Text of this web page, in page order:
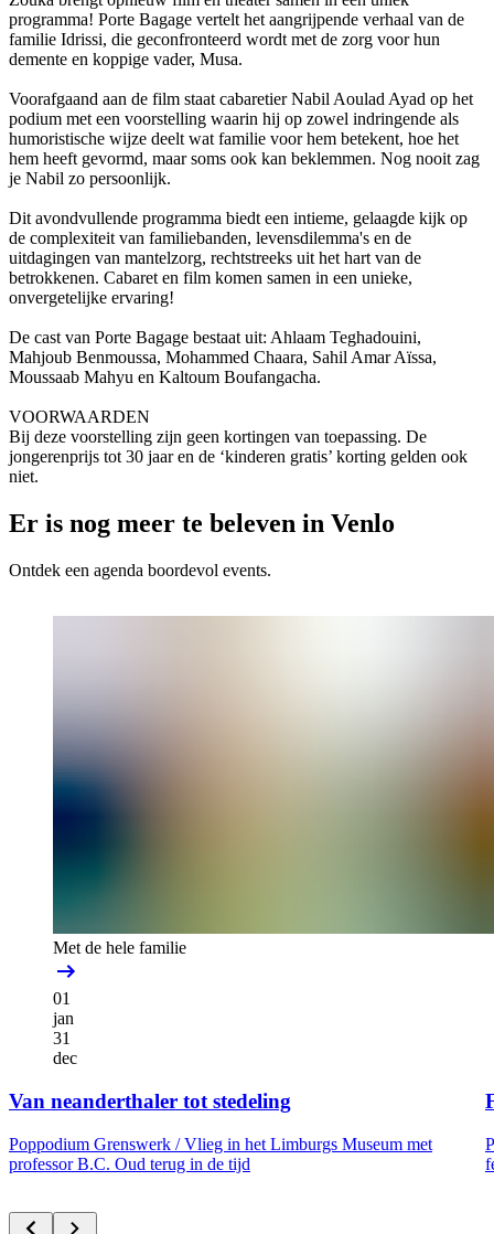
programma! Porte Bagage vertelt het aangrijpende verhaal van de
familie Idrissi, die geconfronteerd wordt met de zorg voor hun
demente en koppige vader, Musa.
Voorafgaand aan de film staat cabaretier Nabil Aoulad Ayad op het
podium met een voorstelling waarin hij op zowel indringende als
humoristische wijze deelt wat familie voor hem betekent, hoe het
hem heeft gevormd, maar soms ook kan beklemmen. Nog nooit zag
je Nabil zo persoonlijk.
Dit avondvullende programma biedt een intieme, gelaagde kijk op
de complexiteit van familiebanden, levensdilemma's en de
uitdagingen van mantelzorg, rechtstreeks uit het hart van de
betrokkenen. Cabaret en film komen samen in een unieke,
onvergetelijke ervaring!
De cast van Porte Bagage bestaat uit: Ahlaam Teghadouini,
Mahjoub Benmoussa, Mohammed Chaara, Sahil Amar Aïssa,
Moussaab Mahyu en Kaltoum Boufangacha.
VOORWAARDEN
Bij deze voorstelling zijn geen kortingen van toepassing. De
jongerenprijs tot 30 jaar en de ‘kinderen gratis’ korting gelden ook
niet.
Er is nog meer te beleven in Venlo
Ontdek een agenda boordevol events.
Met de hele familie
01
jan
31
dec
Van neanderthaler tot stedeling
Poppodium Grenswerk /Vlieg in het Limburgs Museum met
professor B.C. Oud terug in de tijd